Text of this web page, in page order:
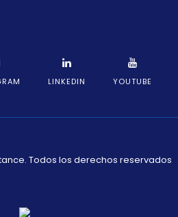
LINKEDIN YOUTUBE
Todos los derechos reservados